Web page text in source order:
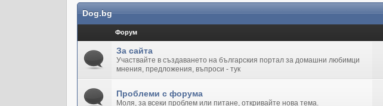
Dog.bg
Форум
За сайта
Участвайте в създаването на българския портал за домашни любимци
мнения, предложения, въпроси - тук
Проблеми с форума
Моля, за всеки проблем или питане, откривайте нова тема.